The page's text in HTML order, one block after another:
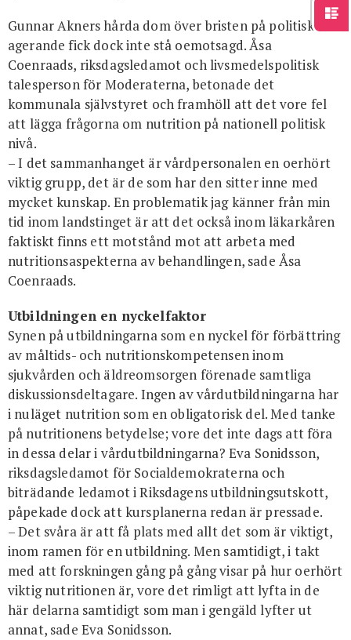
Gunnar Akners hårda dom över bristen på politiskt
agerande fick dock inte stå oemotsagd. Åsa
Coenraads, riksdagsledamot och livsmedelspolitisk
talesperson för Moderaterna, betonade det
kommunala självstyret och framhöll att det vore fel
att lägga frågorna om nutrition på nationell politisk
nivå.
– I det sammanhanget är vårdpersonalen en oerhört
viktig grupp, det är de som har den sitter inne med
mycket kunskap. En problematik jag känner från min
tid inom landstinget är att det också inom läkarkåren
faktiskt finns ett motstånd mot att arbeta med
nutritionsaspekterna av behandlingen, sade Åsa
Coenraads.
Utbildningen en nyckelfaktor
Synen på utbildningarna som en nyckel för förbättring
av måltids- och nutritionskompetensen inom
sjukvården och äldreomsorgen förenade samtliga
diskussionsdeltagare. Ingen av vårdutbildningarna har
i nuläget nutrition som en obligatorisk del. Med tanke
på nutritionens betydelse; vore det inte dags att föra
in dessa delar i vårdutbildningarna? Eva Sonidsson,
riksdagsledamot för Socialdemokraterna och
biträdande ledamot i Riksdagens utbildningsutskott,
påpekade dock att kursplanerna redan är pressade.
– Det svåra är att få plats med allt det som är viktigt,
inom ramen för en utbildning. Men samtidigt, i takt
med att forskningen gång på gång visar på hur oerhört
viktig nutritionen är, vore det rimligt att lyfta in de
här delarna samtidigt som man i gengäld lyfter ut
annat, sade Eva Sonidsson.